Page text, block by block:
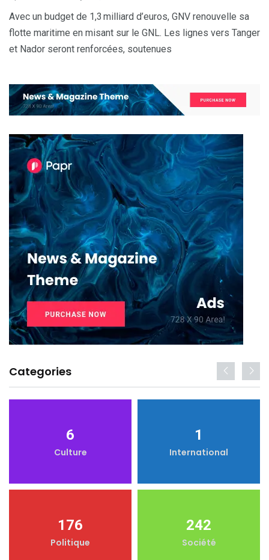
Avec un budget de 1,3 milliard d’euros, GNV renouvelle sa
flotte maritime en misant sur le GNL. Les lignes vers Tanger
et Nador seront renforcées, soutenues
Categories
6
Culture
1
International
176
Politique
242
Société